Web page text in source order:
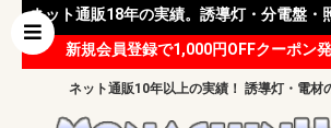
ネット通販18年の実績。誘導灯・分電盤・
ーブル等 様々な資材を取り扱ってい
新規会員登録で1,000円OFFクーポン
ネット通販10年以上の実績！ 誘導灯・電材